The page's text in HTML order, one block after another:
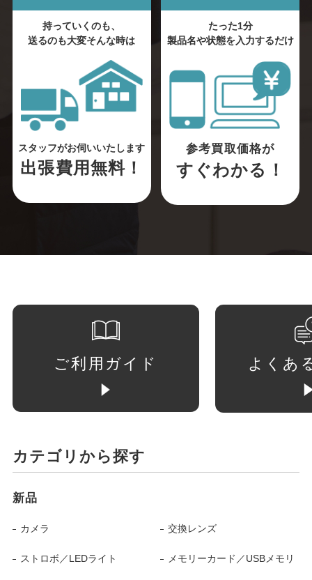
持っていくのも、
送るのも大変そんな時は
スタッフがお伺いいたします
出張費用無料！
たった1分
製品名や状態を入力するだけ
参考買取価格が
すぐわかる！
ご利用ガイド よくあ
カテゴリから探す
新品
カメラ 交換レンズ
ストロボ／LEDライト メモリーカード／USBメモリ